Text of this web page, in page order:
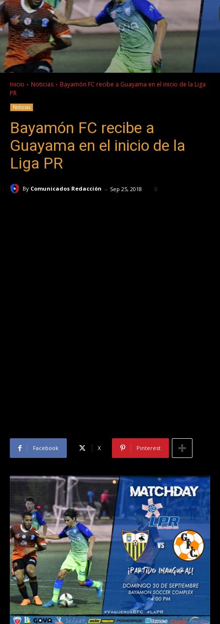
Inicio Noticias
Bayamón FC recibe a Guayama en el inicio de la Liga
PR
Noticias
Bayamón FC recibe a
Guayama en el inicio de la
Liga PR
By Comunicados Redacción - Sep 25, 2018 0
Facebook X Pinterest